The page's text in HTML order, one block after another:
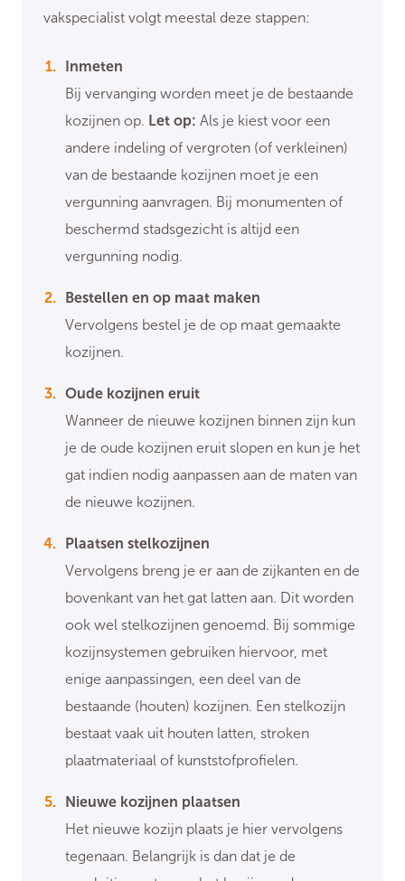
vakspecialist volgt meestal deze stappen:
Inmeten
Bij vervanging worden meet je de bestaande
kozijnen op. Let op: Als je kiest voor een
andere indeling of vergroten (of verkleinen)
van de bestaande kozijnen moet je een
vergunning aanvragen. Bij monumenten of
beschermd stadsgezicht is altijd een
vergunning nodig.
Bestellen en op maat maken
Vervolgens bestel je de op maat gemaakte
kozijnen.
Oude kozijnen eruit
Wanneer de nieuwe kozijnen binnen zijn kun
je de oude kozijnen eruit slopen en kun je het
gat indien nodig aanpassen aan de maten van
de nieuwe kozijnen.
Plaatsen stelkozijnen
Vervolgens breng je er aan de zijkanten en de
bovenkant van het gat latten aan. Dit worden
ook wel stelkozijnen genoemd. Bij sommige
kozijnsystemen gebruiken hiervoor, met
enige aanpassingen, een deel van de
bestaande (houten) kozijnen. Een stelkozijn
bestaat vaak uit houten latten, stroken
plaatmateriaal of kunststofprofielen.
Nieuwe kozijnen plaatsen
Het nieuwe kozijn plaats je hier vervolgens
tegenaan. Belangrijk is dan dat je de